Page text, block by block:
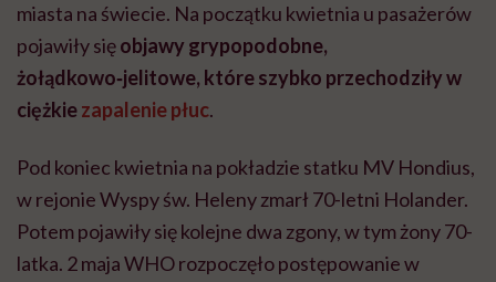
miasta na świecie. Na początku kwietnia u pasażerów
pojawiły sięobjawy grypopodobne,
żołądkowo‑jelitowe, które szybko przechodziły w
ciężkiezapalenie płuc.
Pod koniec kwietnia na pokładzie statku MV Hondius,
w rejonie Wyspy św. Heleny zmarł 70-letni Holander.
Potem pojawiły się kolejne dwa zgony, w tym żony 70-
latka. 2 maja WHO rozpoczęło postępowanie w